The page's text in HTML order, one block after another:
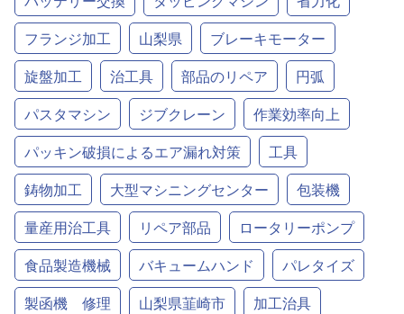
フランジ加工
山梨県
ブレーキモーター
旋盤加工
治工具 部品のリペア
円弧
パスタマシン
ジブクレーン
作業効率向上
パッキン破損によるエア漏れ対策
工具
鋳物加工
大型マシニングセンター
包装機
量産用治工具
リペア部品
ロータリーポンプ
食品製造機械
バキュームハンド
パレタイズ
製函機 修理
山梨県韮崎市
加工治具